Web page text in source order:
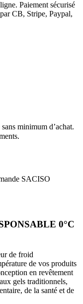
Paiement sécurisé
CB, Stripe, Paypal,
minimum d’achat.
SACISO
0°C
de froid
de vos produits
en revêtement
gels traditionnels,
de la santé et de